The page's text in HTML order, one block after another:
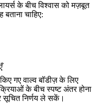
के बीच विश्वास को मज़बूत
चाहिए:
गए वाल्व बॉडीज़ के लिए
के बीच स्पष्ट अंतर होना
सूचित निर्णय ले सकें।